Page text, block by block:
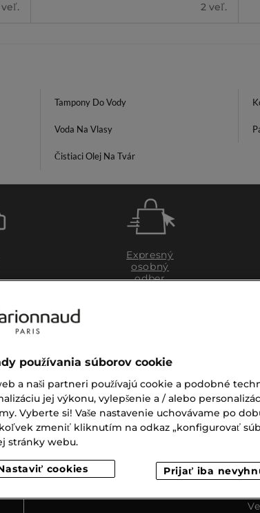
veľ. 2 veľ.
Tampony Do Vody
Voda Na Vlasy
Čistiaci Olej Na Tvár
Expresný
osobný
odber
používania súborov cookie
a naši partneri používajú cookie a podobné
jej výkonu, vylepšenie a / alebo
Vyberte si! Vaše nastavenie uchovávame po
zmeniť kliknutím na odkaz „konfigurovať
stránky webu.
cookies Prijať iba